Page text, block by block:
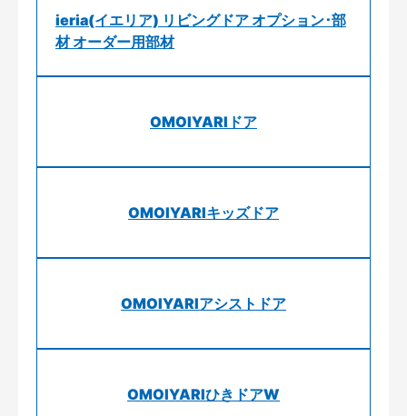
ieria(イエリア) リビングドア オプション･部
材 オーダー用部材
OMOIYARIドア
OMOIYARIキッズドア
OMOIYARIアシストドア
OMOIYARIひきドアW